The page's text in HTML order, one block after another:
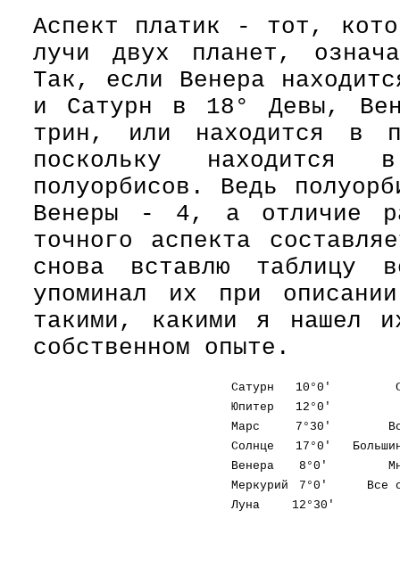
Аспект платик - тот,
лучи двух планет,
Так, если Венера
и Сатурн в 18° Девы,
трин, или находится в
поскольку
полуорбисов. Ведь
Венеры - 4, а отличие
точного аспекта
снова вставлю таблицу
упоминал их при
такими, какими я нашел
собственном опыте.
Сатурн 10°0'
Юпитер
12°0'
Марс
7°30'
Солнце
17°0'
Венера
8°0'
Меркурий
7°0'
Все
Луна
12°30'